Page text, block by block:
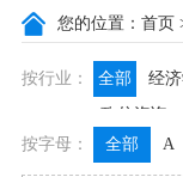
您的位置： 首页
按行业： 全部 经
政信咨询
按字母：
全部 A